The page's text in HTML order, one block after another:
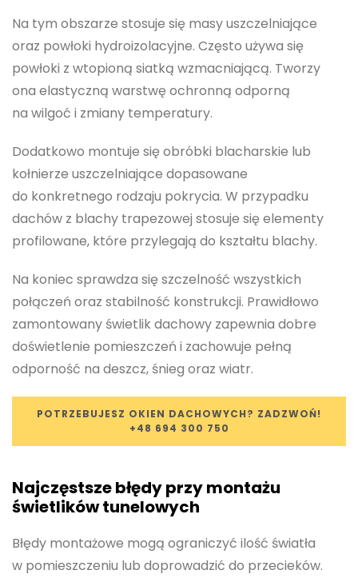
Na tym obszarze stosuje się masy uszczelniające
oraz powłoki hydroizolacyjne. Często używa się
powłoki z wtopioną siatką wzmacniającą. Tworzy
ona elastyczną warstwę ochronną odporną
na wilgoć i zmiany temperatury.
Dodatkowo montuje się obróbki blacharskie lub
kołnierze uszczelniające dopasowane
do konkretnego rodzaju pokrycia. W przypadku
dachów z blachy trapezowej stosuje się elementy
profilowane, które przylegają do kształtu blachy.
Na koniec sprawdza się szczelność wszystkich
połączeń oraz stabilność konstrukcji. Prawidłowo
zamontowany świetlik dachowy zapewnia dobre
doświetlenie pomieszczeń i zachowuje pełną
odporność na deszcz, śnieg oraz wiatr.
POTRZEBUJESZ OKIEN DACHOWYCH? ZADZWOŃ!
+48 694 300 750
Najczęstsze błędy przy montażu
świetlików tunelowych
Błędy montażowe mogą ograniczyć ilość światła
w pomieszczeniu lub doprowadzić do przecieków.